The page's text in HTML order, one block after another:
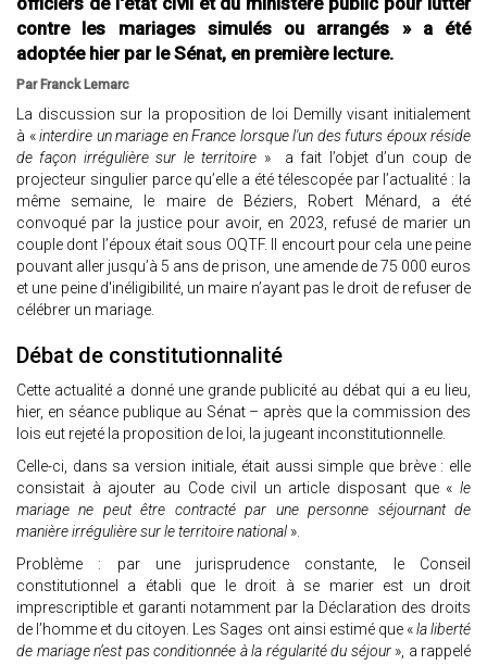
contre les mariages simulés ou arrangés » a été
adoptée hier par le Sénat, en première lecture.
Par Franck Lemarc
La discussion sur la proposition de loi Demilly visant initialement
à «interdire un mariage en France lorsque l'un des futurs époux réside
de façon irrégulière sur le territoire » a fait l’objet d’un coup de
projecteur singulier parce qu’elle a été télescopée par l’actualité : la
même semaine, le maire de Béziers, Robert Ménard, a été
convoqué par la justice pour avoir, en 2023, refusé de marier un
couple dont l’époux était sous OQTF. Il encourt pour cela une peine
pouvant aller jusqu’à 5 ans de prison, une amende de 75 000 euros
et une peine d'inéligibilité, un maire n’ayant pas le droit de refuser de
célébrer un mariage.
Débat de constitutionnalité
Cette actualité a donné une grande publicité au débat qui a eu lieu,
hier, en séance publique au Sénat – après que la commission des
lois eut rejeté la proposition de loi, la jugeant inconstitutionnelle.
Celle-ci, dans sa version initiale, était aussi simple que brève : elle
consistait à ajouter au Code civil un article disposant que « le
mariage ne peut être contracté par une personne séjournant de
manière irrégulière sur le territoire national ».
Problème : par une jurisprudence constante, le Conseil
constitutionnel a établi que le droit à se marier est un droit
imprescriptible et garanti notamment par la Déclaration des droits
de l’homme et du citoyen. Les Sages ont ainsi estimé que «la liberté
de mariage n’est pas conditionnée à la régularité du séjour», a rappelé